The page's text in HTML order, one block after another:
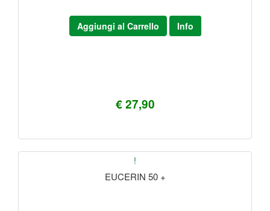
€ 27,90
Aggiungi al Carrello Info
!
EUCERIN 50 +